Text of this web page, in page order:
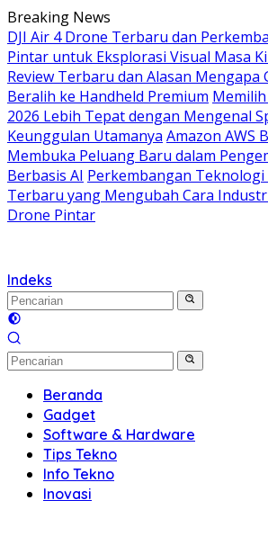
Langsung
ke
konten
Breaking News
DJI Air 4 Drone Terbaru dan
Pintar untuk Eksplorasi Visual Masa
Review Terbaru dan Alasan Mengapa
Beralih ke Handheld Premium
2026 Lebih Tepat dengan Mengenal
Keunggulan Utamanya Amazon AWS
Membuka Peluang Baru dalam
Berbasis AI Perkembangan Teknologi
Terbaru yang Mengubah Cara
Drone Pintar
Indeks
Beranda
Gadget
Software & Hardware
Tips Tekno
Info Tekno
Inovasi